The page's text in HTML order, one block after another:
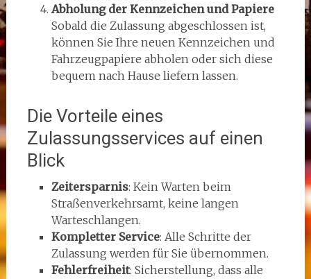
Abholung der Kennzeichen und Papiere
Sobald die Zulassung abgeschlossen ist,
können Sie Ihre neuen Kennzeichen und
Fahrzeugpapiere abholen oder sich diese
bequem nach Hause liefern lassen.
Die Vorteile eines
Zulassungsservices auf einen
Blick
Zeitersparnis: Kein Warten beim
Straßenverkehrsamt, keine langen
Warteschlangen.
Kompletter Service: Alle Schritte der
Zulassung werden für Sie übernommen.
Fehlerfreiheit: Sicherstellung, dass alle